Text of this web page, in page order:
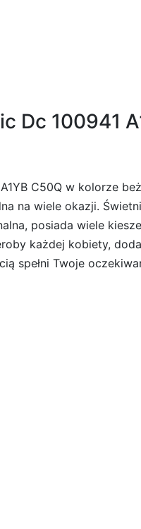
Dc 100941
C50Q w kolorze
na wiele okazji.
posiada wiele
każdej kobiety,
spełni Twoje